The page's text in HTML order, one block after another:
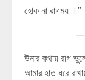
হোক না রাগময় ।”
—-
উনার কথায় রাগ
আমার হাত ধরে